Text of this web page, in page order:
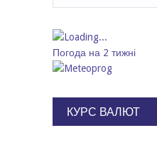
Погода на 2 тижні
КУРС ВАЛЮТ